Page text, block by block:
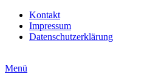
Kontakt
Impressum
Datenschutzerklärung
Menü